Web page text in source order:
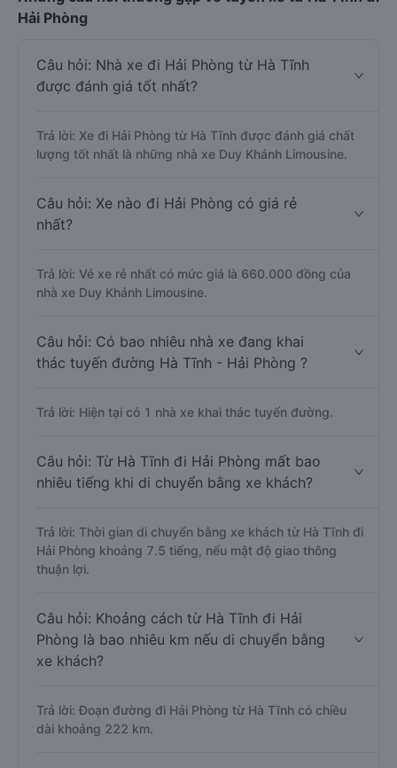
Hải Phòng
Câu hỏi: Nhà xe đi Hải Phòng từ Hà Tĩnh
được đánh giá tốt nhất?
Trả lời: Xe đi Hải Phòng từ Hà Tĩnh được đánh giá chất
lượng tốt nhất là những nhà xe Duy Khánh Limousine.
Câu hỏi: Xe nào đi Hải Phòng có giá rẻ
nhất?
Trả lời: Vé xe rẻ nhất có mức giá là 660.000 đồng của
nhà xe Duy Khánh Limousine.
Câu hỏi: Có bao nhiêu nhà xe đang khai
thác tuyến đường Hà Tĩnh - Hải Phòng ?
Trả lời: Hiện tại có 1 nhà xe khai thác tuyến đường.
Câu hỏi: Từ Hà Tĩnh đi Hải Phòng mất bao
nhiêu tiếng khi di chuyển bằng xe khách?
Trả lời: Thời gian di chuyển bằng xe khách từ Hà Tĩnh đi
Hải Phòng khoảng 7.5 tiếng, nếu mật độ giao thông
thuận lợi.
Câu hỏi: Khoảng cách từ Hà Tĩnh đi Hải
Phòng là bao nhiêu km nếu di chuyển bằng
xe khách?
Trả lời: Đoạn đường đi Hải Phòng từ Hà Tĩnh có chiều
dài khoảng 222 km.